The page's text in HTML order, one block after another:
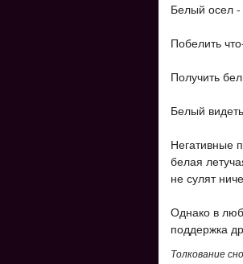
Белый осел -
Побелить
Получить
Белый
Негативные
белая
не сулят
Однако в
поддержка
Толкование